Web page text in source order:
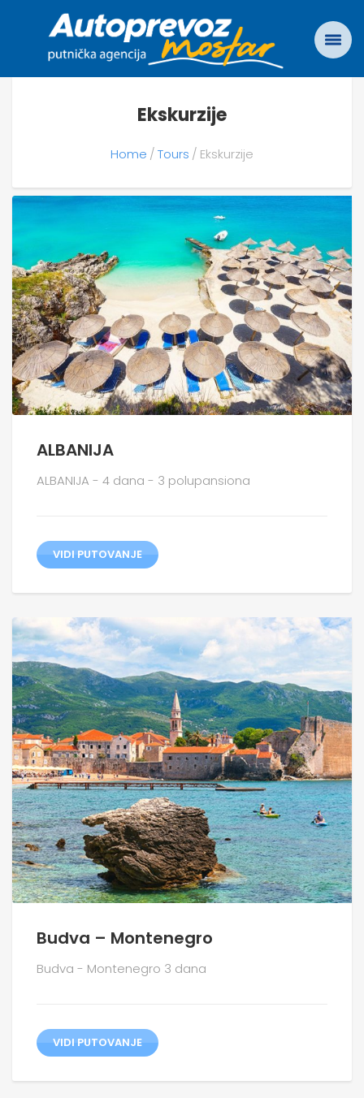
Ekskurzije
Home Tours Ekskurzije
ALBANIJA
ALBANIJA - 4 dana - 3 polupansiona
VIDI PUTOVANJE
Budva – Montenegro
Budva - Montenegro 3 dana
VIDI PUTOVANJE